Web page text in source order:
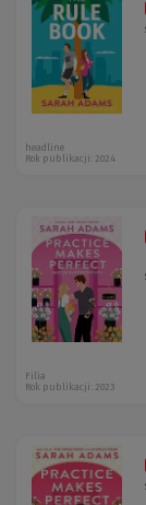
headline
Rok publikacji: 2024
Filia
Rok publikacji: 2023